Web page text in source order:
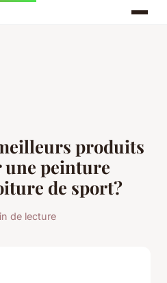
produits
peinture
de sport?
de lecture